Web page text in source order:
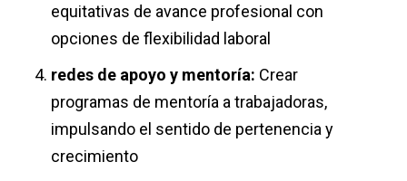
equitativas de avance profesional con
opciones de flexibilidad laboral
redes de apoyo y mentoría: Crear
programas de mentoría a trabajadoras,
impulsando el sentido de pertenencia y
crecimiento